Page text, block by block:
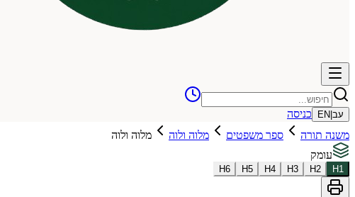
עב EN
כניסה
משנה תורה
ספר משפטים מלוה ולוה
מלוה ולוה
עומק
H1
H2
H3
H4
H5
H6